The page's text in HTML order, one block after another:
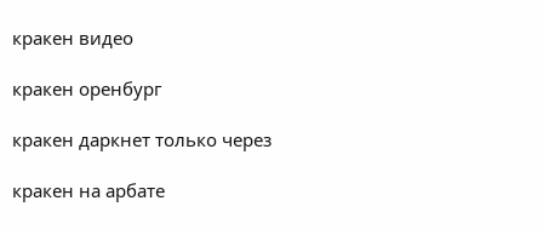
кракен видео
кракен оренбург
кракен даркнет только через
кракен на арбате